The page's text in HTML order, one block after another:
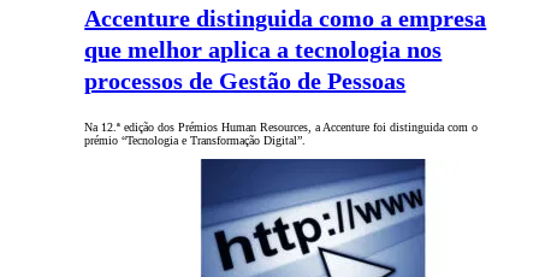
Accenture distinguida como a empresa
que melhor aplica a tecnologia nos
processos de Gestão de Pessoas
Na 12.ª edição dos Prémios Human Resources, a Accenture foi distinguida com o
prémio “Tecnologia e Transformação Digital”.